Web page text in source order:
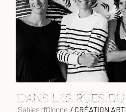
Dans les rues
Sables d'Olonne / CRÉATION